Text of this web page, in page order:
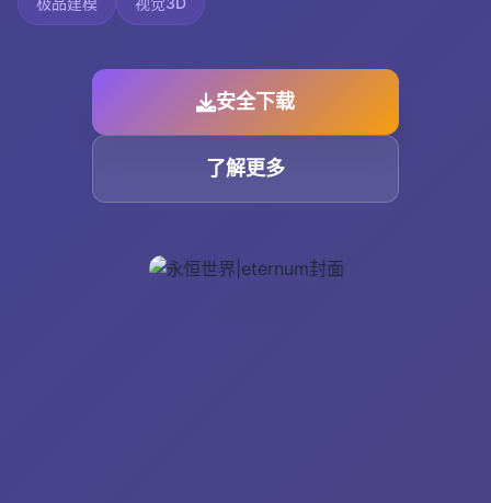
安全下载
了解更多